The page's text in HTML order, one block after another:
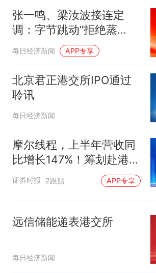
张一鸣、梁汝波接连定
调：字节跳动“拒绝蒸
馏”；菜鸟发布“全球三日
达”｜一周未来商业
每日经济新闻 APP专享
北京君正港交所IPO通过
聆讯
每日经济新闻
摩尔线程，上半年营收同
比增长147%！筹划赴港上
市
证券时报 2跟贴 APP专享
远信储能递表港交所
每日经济新闻